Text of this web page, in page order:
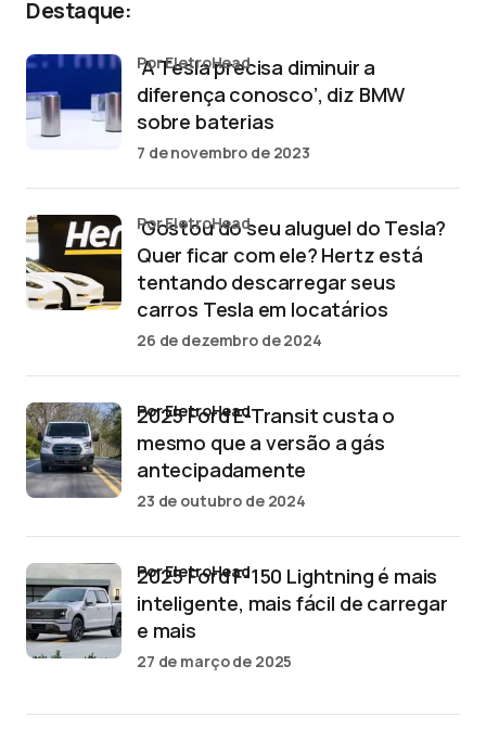
Destaque:
‘A Tesla precisa diminuir a
diferença conosco’, diz BMW
sobre baterias
por EletroHead
7 de novembro de 2023
‘Gostou do seu aluguel do Tesla?
Quer ficar com ele? Hertz está
tentando descarregar seus
carros Tesla em locatários
por EletroHead
26 de dezembro de 2024
2025 Ford E-Transit custa o
mesmo que a versão a gás
antecipadamente
por EletroHead
23 de outubro de 2024
2025 Ford F-150 Lightning é mais
inteligente, mais fácil de carregar
e mais
por EletroHead
27 de março de 2025